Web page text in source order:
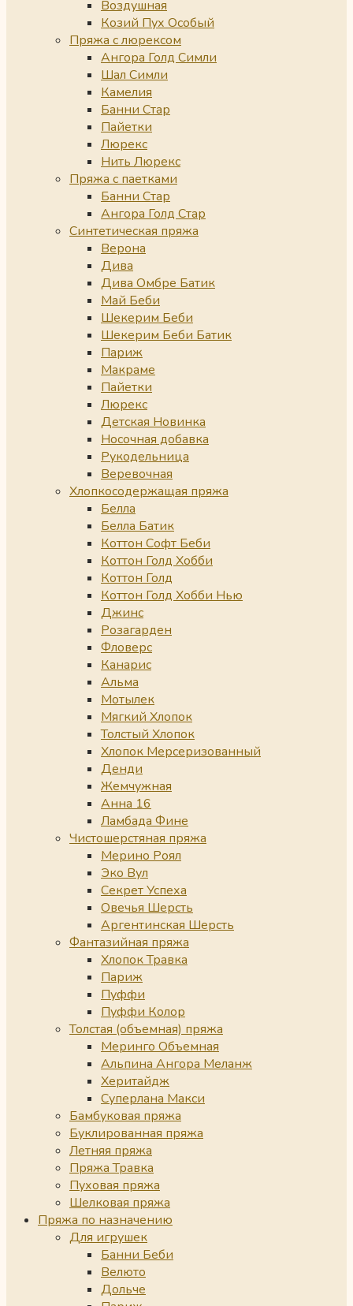
Воздушная
Козий Пух Особый
Пряжа с люрексом
Ангора Голд Симли
Шал Симли
Камелия
Банни Стар
Пайетки
Люрекс
Нить Люрекс
Пряжа с паетками
Банни Стар
Ангора Голд Стар
Синтетическая пряжа
Верона
Дива
Дива Омбре Батик
Май Беби
Шекерим Беби
Шекерим Беби Батик
Париж
Макраме
Пайетки
Люрекс
Детская Новинка
Носочная добавка
Рукодельница
Веревочная
Хлопкосодержащая пряжа
Белла
Белла Батик
Коттон Софт Беби
Коттон Голд Хобби
Коттон Голд
Коттон Голд Хобби Нью
Джинс
Розагарден
Фловерс
Канарис
Альма
Мотылек
Мягкий Хлопок
Толстый Хлопок
Хлопок Мерсеризованный
Денди
Жемчужная
Анна 16
Ламбада Фине
Чистошерстяная пряжа
Мерино Роял
Эко Вул
Секрет Успеха
Овечья Шерсть
Аргентинская Шерсть
Фантазийная пряжа
Хлопок Травка
Париж
Пуффи
Пуффи Колор
Толстая (объемная) пряжа
Меринго Объемная
Альпина Ангора Меланж
Херитайдж
Суперлана Макси
Бамбуковая пряжа
Буклированная пряжа
Летняя пряжа
Пряжа Травка
Пуховая пряжа
Шелковая пряжа
Пряжа по назначению
Для игрушек
Банни Беби
Велюто
Дольче